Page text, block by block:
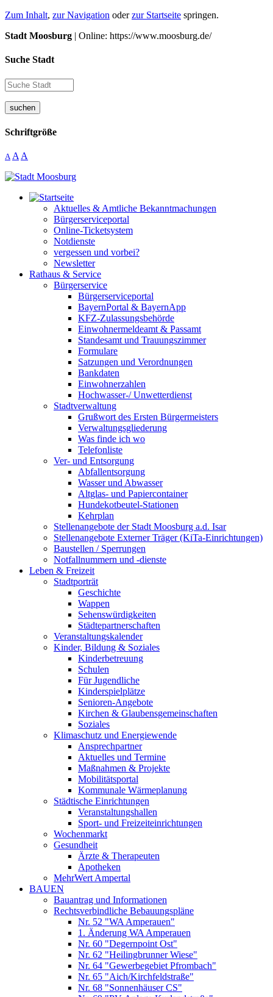
Zum Inhalt, zur Navigation oderzur Startseite springen.
Stadt Moosburg | Online: https://www.moosburg.de/
Suche Stadt
suchen
Schriftgröße
A A A
Aktuelles & Amtliche Bekanntmachungen
Bürgerserviceportal
Online-Ticketsystem
Notdienste
vergessen und vorbei?
Newsletter
Rathaus & Service
Bürgerservice
Bürgerserviceportal
BayernPortal & BayernApp
KFZ-Zulassungsbehörde
Einwohnermeldeamt & Passamt
Standesamt und Trauungszimmer
Formulare
Satzungen und Verordnungen
Bankdaten
Einwohnerzahlen
Hochwasser-/ Unwetterdienst
Stadtverwaltung
Grußwort des Ersten Bürgermeisters
Verwaltungsgliederung
Was finde ich wo
Telefonliste
Ver- und Entsorgung
Abfallentsorgung
Wasser und Abwasser
Altglas- und Papiercontainer
Hundekotbeutel-Stationen
Kehrplan
Stellenangebote der Stadt Moosburg a.d. Isar
Stellenangebote Externer Träger (KiTa-Einrichtungen)
Baustellen / Sperrungen
Notfallnummern und -dienste
Leben & Freizeit
Stadtporträt
Geschichte
Wappen
Sehenswürdigkeiten
Städtepartnerschaften
Veranstaltungskalender
Kinder, Bildung & Soziales
Kinderbetreuung
Schulen
Für Jugendliche
Kinderspielplätze
Senioren-Angebote
Kirchen & Glaubensgemeinschaften
Soziales
Klimaschutz und Energiewende
Ansprechpartner
Aktuelles und Termine
Maßnahmen & Projekte
Mobilitätsportal
Kommunale Wärmeplanung
Städtische Einrichtungen
Veranstaltungshallen
Sport- und Freizeiteinrichtungen
Wochenmarkt
Gesundheit
Ärzte & Therapeuten
Apotheken
MehrWert Ampertal
BAUEN
Bauantrag und Informationen
Rechtsverbindliche Bebauungspläne
Nr. 52 "WA Amperauen"
1. Änderung WA Amperauen
Nr. 60 "Degernpoint Ost"
Nr. 62 "Heilingbrunner Wiese"
Nr. 64 "Gewerbegebiet Pfrombach"
Nr. 65 "Aich/Kirchfeldstraße"
Nr. 68 "Sonnenhäuser CS"